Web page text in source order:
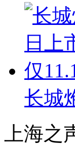
长城
上海